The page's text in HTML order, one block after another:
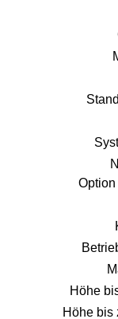
Höhe
Höhe bis